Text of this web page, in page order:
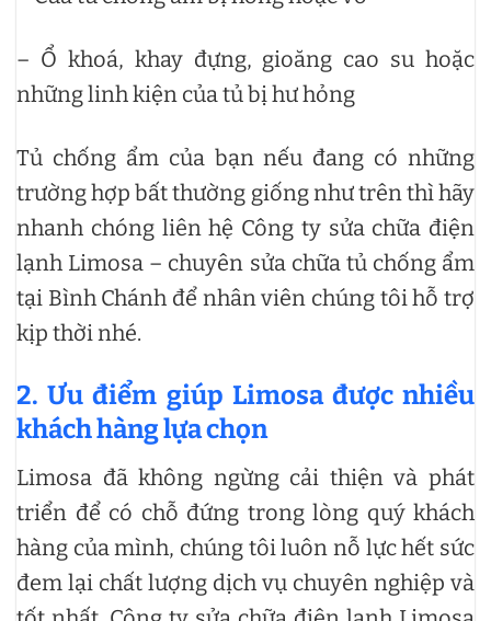
– Ổ khoá, khay đựng, gioăng cao su hoặc
những linh kiện của tủ bị hư hỏng
Tủ chống ẩm của bạn nếu đang có những
trường hợp bất thường giống như trên thì hãy
nhanh chóng liên hệ Công ty sửa chữa điện
lạnh Limosa – chuyên sửa chữa tủ chống ẩm
tại Bình Chánh để nhân viên chúng tôi hỗ trợ
kịp thời nhé.
2. Ưu điểm giúp Limosa được nhiều
khách hàng lựa chọn
Limosa đã không ngừng cải thiện và phát
triển để có chỗ đứng trong lòng quý khách
hàng của mình, chúng tôi luôn nỗ lực hết sức
đem lại chất lượng dịch vụ chuyên nghiệp và